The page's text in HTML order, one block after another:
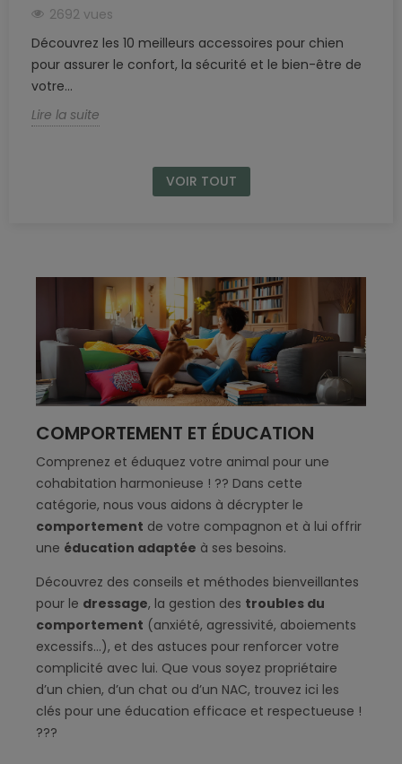
2692 vues
Découvrez les 10 meilleurs accessoires pour chien
pour assurer le confort, la sécurité et le bien-être de
votre...
Lire la suite
VOIR TOUT
COMPORTEMENT ET ÉDUCATION
Comprenez et éduquez votre animal pour une
cohabitation harmonieuse ! ?? Dans cette
catégorie, nous vous aidons à décrypter le
comportement de votre compagnon et à lui offrir
une éducation adaptée à ses besoins.
Découvrez des conseils et méthodes bienveillantes
pour le dressage, la gestion des troubles du
comportement (anxiété, agressivité, aboiements
excessifs…), et des astuces pour renforcer votre
complicité avec lui. Que vous soyez propriétaire
d’un chien, d’un chat ou d’un NAC, trouvez ici les
clés pour une éducation efficace et respectueuse !
???